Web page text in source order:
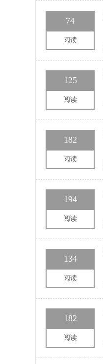
74
阅读
125
阅读
182
阅读
194
阅读
134
阅读
182
阅读